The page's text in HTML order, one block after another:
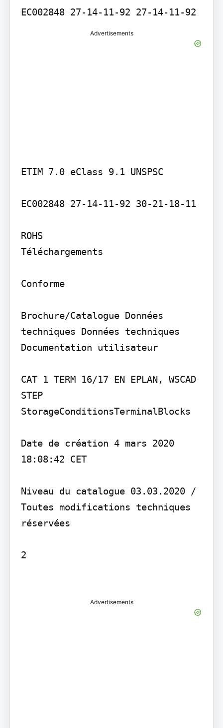
Advertisements
ETIM 7.0 eClass 9.1 UNSPSC
EC002848 27-14-11-92 30-21-18-11
ROHS
Téléchargements
Conforme
Brochure/Catalogue Données
techniques Données techniques
Documentation utilisateur
CAT 1 TERM 16/17 EN EPLAN, WSCAD
STEP
StorageConditionsTerminalBlocks
Date de création 4 mars 2020
18:08:42 CET
Niveau du catalogue 03.03.2020 /
Toutes modifications techniques
réservées
2
Advertisements